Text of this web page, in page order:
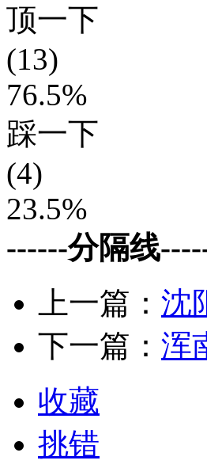
顶一下
(13)
76.5%
踩一下
(4)
23.5%
------分隔线
上一篇： 沈
下一篇： 浑
收藏
挑错